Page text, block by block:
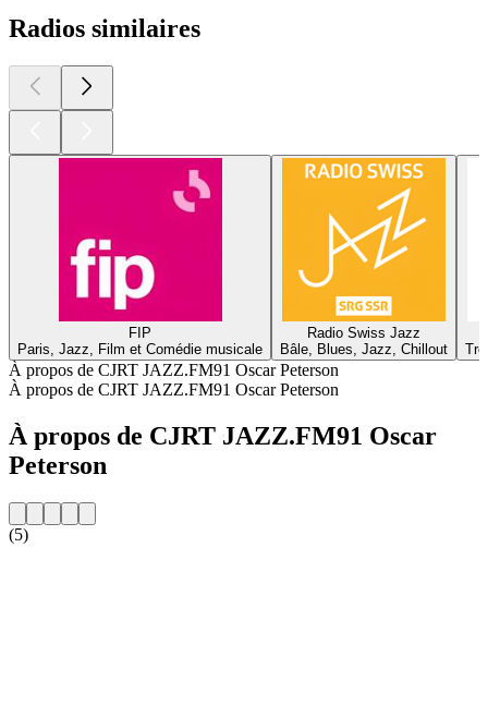
Radios similaires
FIP
Paris, Jazz, Film et Comédie musicale
Radio Swiss Jazz
Bâle, Blues, Jazz, Chillout
À propos de CJRT JAZZ.FM91 Oscar Peterson
À propos de CJRT JAZZ.FM91 Oscar Peterson
À propos de CJRT JAZZ.FM91 Oscar
Peterson
(5)